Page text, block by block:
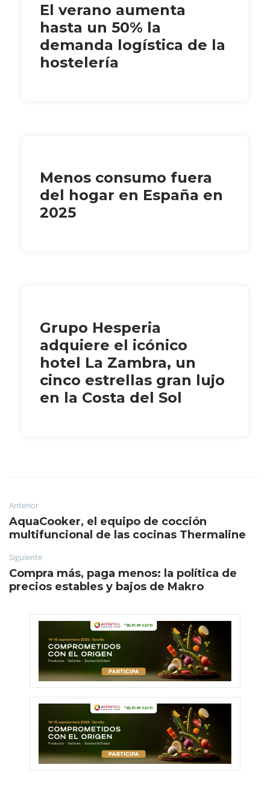
El verano aumenta
hasta un 50% la
demanda logística de la
hostelería
Menos consumo fuera
del hogar en España en
2025
Grupo Hesperia
adquiere el icónico
hotel La Zambra, un
cinco estrellas gran lujo
en la Costa del Sol
Anterior
AquaCooker, el equipo de cocción
multifuncional de las cocinas Thermaline
Siguiente
Compra más, paga menos: la política de
precios estables y bajos de Makro